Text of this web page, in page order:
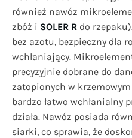
również nawóz
zbóż i SOLER R do
bez azotu, bezpieczny dla
wchłaniający.
precyzyjnie dobrane do
zatopionych w
bardzo łatwo wchłanialny
działa. Nawóz posiada
siarki, co sprawia, że